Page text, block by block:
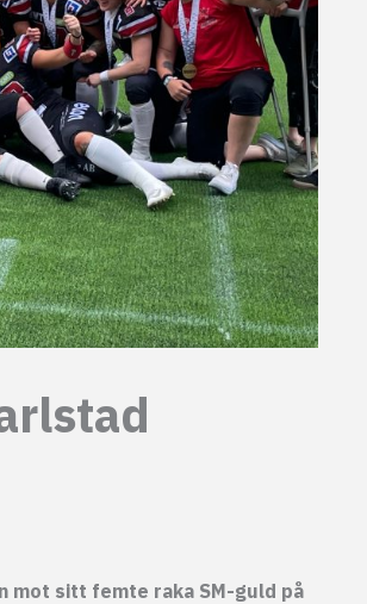
mot sitt femte raka SM-guld på